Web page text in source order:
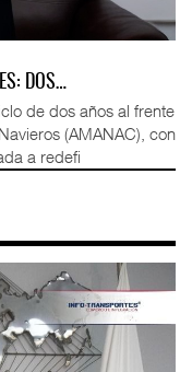
DOS…
de dos años al frente
(AMANAC), con
a redefi